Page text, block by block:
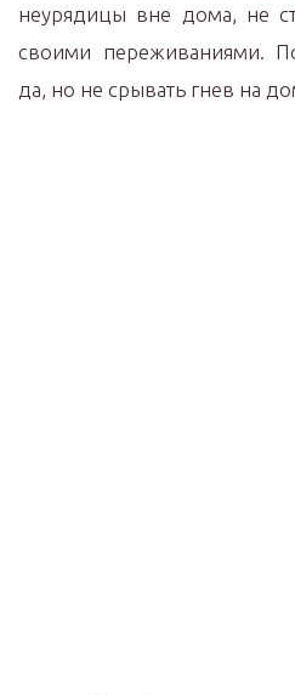
неурядицы вне дома, не
своими переживаниями.
да, но не срывать гнев на